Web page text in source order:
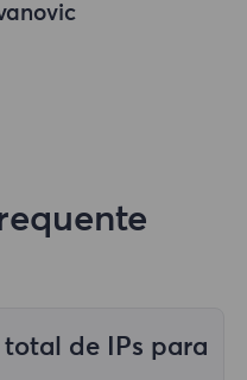
de IPs para